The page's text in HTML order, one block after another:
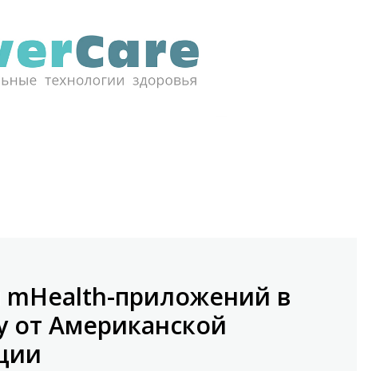
приложений в
от Американской